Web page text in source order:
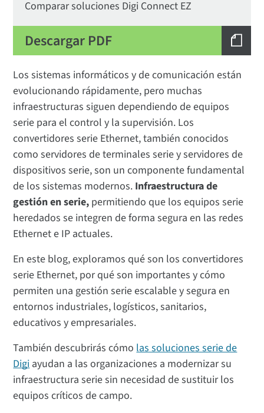
Comparar soluciones Digi Connect EZ
Descargar PDF
Los sistemas informáticos y de comunicación están
evolucionando rápidamente, pero muchas
infraestructuras siguen dependiendo de equipos
serie para el control y la supervisión. Los
convertidores serie Ethernet, también conocidos
como servidores de terminales serie y servidores de
dispositivos serie, son un componente fundamental
de los sistemas modernos. Infraestructura de
gestión en serie, permitiendo que los equipos serie
heredados se integren de forma segura en las redes
Ethernet e IP actuales.
En este blog, exploramos qué son los convertidores
serie Ethernet, por qué son importantes y cómo
permiten una gestión serie escalable y segura en
entornos industriales, logísticos, sanitarios,
educativos y empresariales.
También descubrirás cómolas soluciones serie de
Digiayudan a las organizaciones a modernizar su
infraestructura serie sin necesidad de sustituir los
equipos críticos de campo.